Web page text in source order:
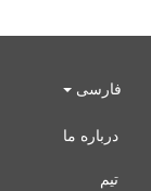
فارسی
درباره ما
تیم